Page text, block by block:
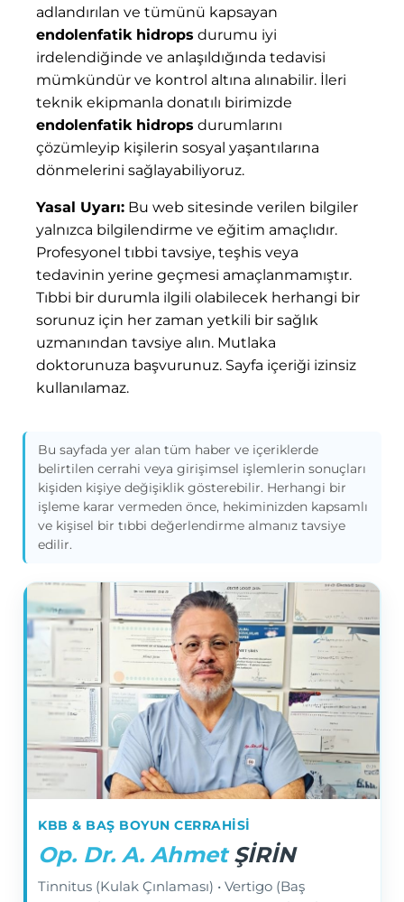
adlandırılan ve tümünü kapsayan
endolenfatik hidrops durumu iyi
irdelendiğinde ve anlaşıldığında tedavisi
mümkündür ve kontrol altına alınabilir. İleri
teknik ekipmanla donatılı birimizde
endolenfatik hidrops durumlarını
çözümleyip kişilerin sosyal yaşantılarına
dönmelerini sağlayabiliyoruz.
Yasal Uyarı: Bu web sitesinde verilen bilgiler
yalnızca bilgilendirme ve eğitim amaçlıdır.
Profesyonel tıbbi tavsiye, teşhis veya
tedavinin yerine geçmesi amaçlanmamıştır.
Tıbbi bir durumla ilgili olabilecek herhangi bir
sorunuz için her zaman yetkili bir sağlık
uzmanından tavsiye alın. Mutlaka
doktorunuza başvurunuz. Sayfa içeriği izinsiz
kullanılamaz.
Bu sayfada yer alan tüm haber ve içeriklerde
belirtilen cerrahi veya girişimsel işlemlerin sonuçları
kişiden kişiye değişiklik gösterebilir. Herhangi bir
işleme karar vermeden önce, hekiminizden kapsamlı
ve kişisel bir tıbbi değerlendirme almanız tavsiye
edilir.
KBB & BAŞ BOYUN CERRAHISI
Op. Dr. A. Ahmet ŞİRİN
Tinnitus (Kulak Çınlaması) • Vertigo (Baş